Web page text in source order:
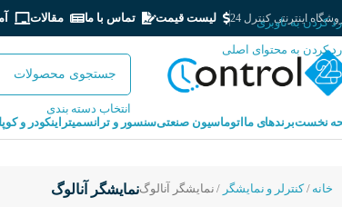
رد کردن به ناوبری
رد کردن به محتوای اصلی
اینترنتی کنترل 24 لیست قیمت تماس با ما مقالات
انتخاب دسته بندی
نخستبرندهای ما اتوماسیون صنعتیسنسور و ترانسمیتر اینکودر و
خانه کنترلر و نمایشگر نمایشگر آنالوگنمایشگر آنالوگ